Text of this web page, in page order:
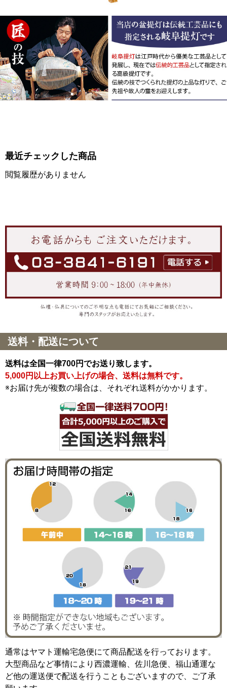
最近チェックした商品
閲覧履歴がありません
送料・配送について
送料は全国一律700円でお送り致します。
5,000円以上お買い上げの場合、送料は無料です。
※お届け先が複数の場合は、それぞれ送料がかかります。
通常はヤマト運輸宅急便にて商品配送を行っております。
大型商品など事情により西濃運輸、佐川急便、福山通運な
ど他の運送便で配送を行うこともございますので、ご了承